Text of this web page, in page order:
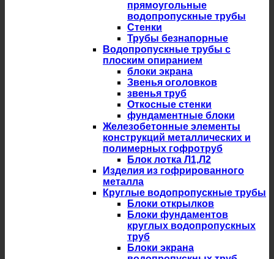
прямоугольные
водопропускные трубы
Стенки
Трубы безнапорные
Водопропускные трубы с
плоским опиранием
блоки экрана
Звенья оголовков
звенья труб
Откосные стенки
фундаментные блоки
Железобетонные элементы
конструкций металлических и
полимерных гофротруб
Блок лотка Л1,Л2
Изделия из гофрированного
металла
Круглые водопропускные трубы
Блоки открылков
Блоки фундаментов
круглых водопропускных
труб
Блоки экрана